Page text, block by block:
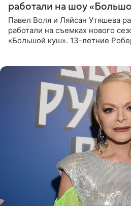
работали на шоу
Павел Воля и Ляйсан Утяшева
работали на съемках нового
«Большой куш». 13-летние